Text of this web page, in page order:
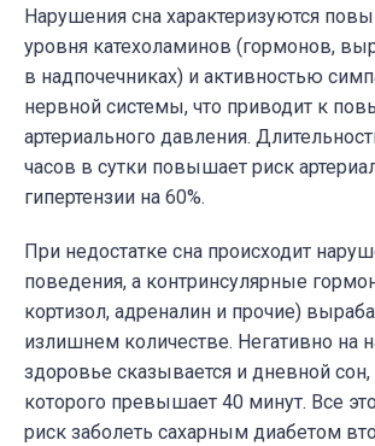
Нарушения сна характеризуются
уровня катехоламинов (гормонов,
в надпочечниках) и активностью
нервной системы, что приводит к
артериального давления.
часов в сутки повышает риск
гипертензии на 60%.
При недостатке сна происходит
поведения, а контринсулярные
кортизол, адреналин и прочие)
излишнем количестве. Негативно на
здоровье сказывается и дневной сон,
которого превышает 40 минут. Все
риск заболеть сахарным диабетом